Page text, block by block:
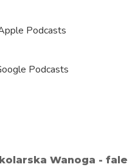
Wanoga - fale